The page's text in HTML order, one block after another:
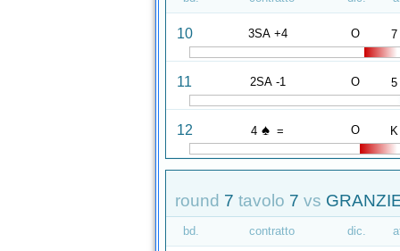
10 3SA +4 O 7
11 2SA -1 O 5
12 4 ♠ = O K
round 7 tavolo 7 vs
bd. contratto dic.